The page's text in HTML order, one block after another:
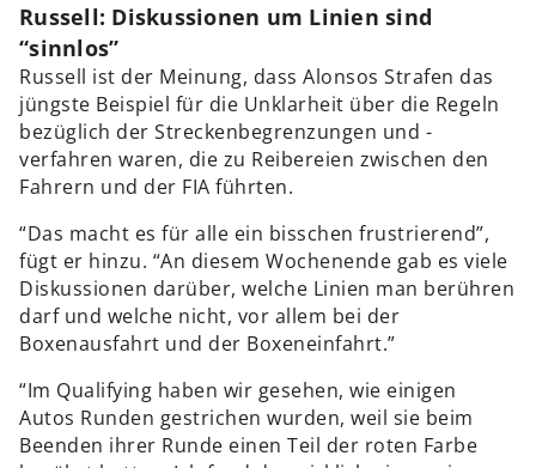
Russell: Diskussionen um Linien sind
“sinnlos”
Russell ist der Meinung, dass Alonsos Strafen das
jüngste Beispiel für die Unklarheit über die Regeln
bezüglich der Streckenbegrenzungen und -
verfahren waren, die zu Reibereien zwischen den
Fahrern und der FIA führten.
“Das macht es für alle ein bisschen frustrierend”,
fügt er hinzu. “An diesem Wochenende gab es viele
Diskussionen darüber, welche Linien man berühren
darf und welche nicht, vor allem bei der
Boxenausfahrt und der Boxeneinfahrt.”
“Im Qualifying haben wir gesehen, wie einigen
Autos Runden gestrichen wurden, weil sie beim
Beenden ihrer Runde einen Teil der roten Farbe